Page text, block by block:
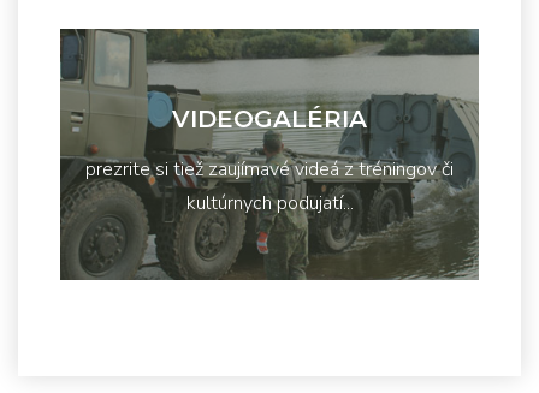
VIDEOGALÉRIA
prezrite si tiež zaujímavé videá z tréningov či
kultúrnych podujatí...